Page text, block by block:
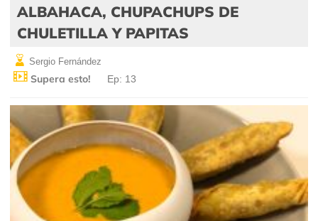
ALBAHACA, CHUPACHUPS DE
CHULETILLA Y PAPITAS
Sergio Fernández
Supera esto! Ep: 13